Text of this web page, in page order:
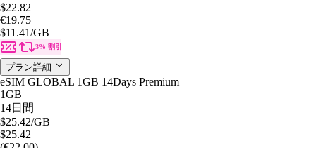
$22.82
€19.75
$11.41/GB
3% 割引
プラン詳細
eSIM GLOBAL 1GB 14Days Premium
1GB
14日間
$25.42/GB
$25.42